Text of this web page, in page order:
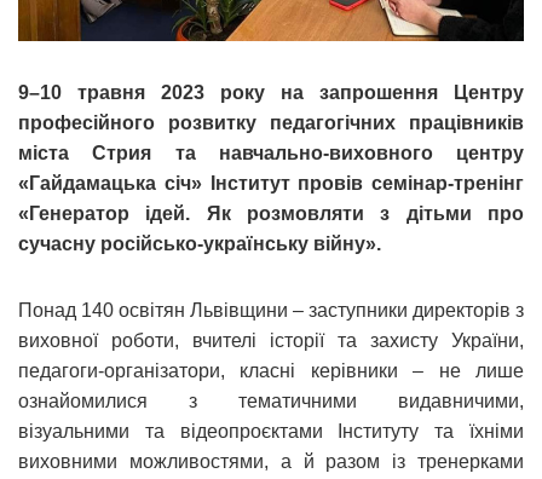
9–10 травня 2023 року на запрошення Центру
професійного розвитку педагогічних працівників
міста Стрия та навчально-виховного центру
«Гайдамацька січ» Інститут провів семінар-тренінг
«Генератор ідей. Як розмовляти з дітьми про
сучасну російсько-українську війну».
Понад 140 освітян Львівщини – заступники директорів з
виховної роботи, вчителі історії та захисту України,
педагоги-організатори, класні керівники – не лише
ознайомилися з тематичними видавничими,
візуальними та відеопроєктами Інституту та їхніми
виховними можливостями, а й разом із тренерками